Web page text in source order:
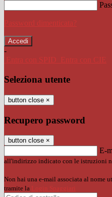
Password dimenticata?
-
Entra con SPID
Entra con CIE
Seleziona utente
button close ×
Recupero password
button close ×
E-
all'indirizzo indicato con le istruzioni
Non hai una e-mail associata al nome
tramite la Login Spaggiari